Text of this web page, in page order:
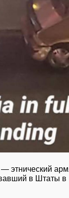
этнический
в Штаты в